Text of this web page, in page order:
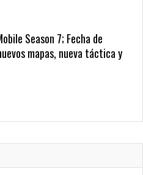
Season 7; Fecha de
mapas, nueva táctica y
2021 aparentemente ya fue